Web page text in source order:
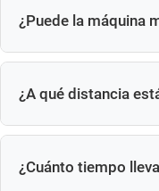
¿Puede la máquina
Sí. Es adecuado
¿A qué distancia
Nuestra fábrica está
¿Cuánto tiempo